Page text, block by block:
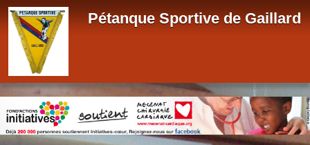
Pétanque Sportive de Gaillard
Panneau de gestion des cookies